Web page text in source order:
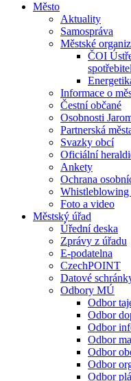
Město
Aktuality
Samospráva
Městské
ČOI
Informace o
Čestní občané
Osobnosti
Partnerská
Svazky obcí
Oficiální
Ankety
Ochrana
Whistleblowing
Foto a video
Městský úřad
Úřední deska
Zprávy z úřadu
E-podatelna
CzechPOINT
Datové
Odbory MÚ
Odbor
Odbor
Odbor
Odbor
Odbor
Odbor
Odbor